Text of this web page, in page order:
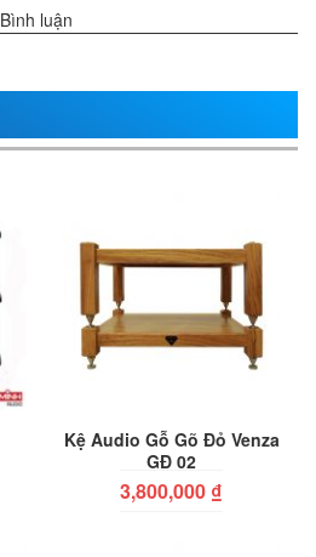
Bình luận
Kệ Audio Gỗ Gõ Đỏ Venza
GĐ 02
3,800,000 ₫